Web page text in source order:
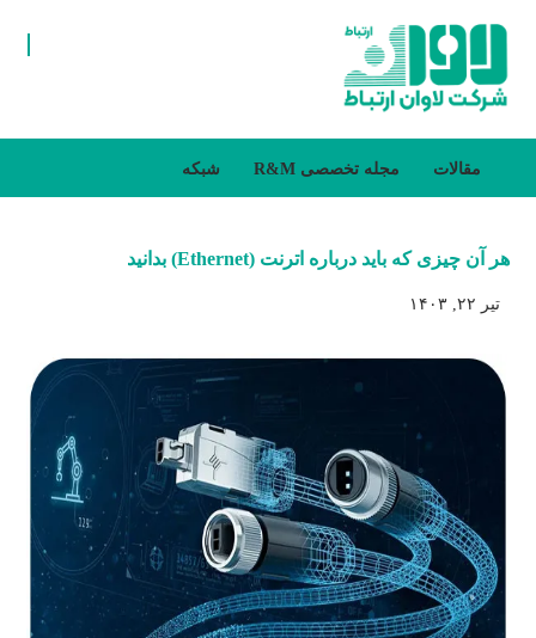
مقالات مجله تخصصی R&M شبکه
هر آن چیزی که باید درباره اترنت (Ethernet) بدانید
تیر ۲۲, ۱۴۰۳